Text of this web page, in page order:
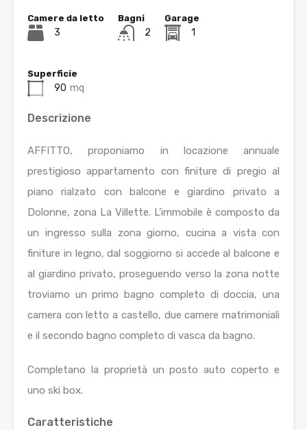
Camere da letto
3
Bagni
2
Garage
1
Superficie
90 mq
Descrizione
AFFITTO, proponiamo in locazione annuale
prestigioso appartamento con finiture di pregio al
piano rialzato con balcone e giardino privato a
Dolonne, zona La Villette. L’immobile è composto da
un ingresso sulla zona giorno, cucina a vista con
finiture in legno, dal soggiorno si accede al balcone e
al giardino privato, proseguendo verso la zona notte
troviamo un primo bagno completo di doccia, una
camera con letto a castello, due camere matrimoniali
e il secondo bagno completo di vasca da bagno.
Completano la proprietà un posto auto coperto e
uno ski box.
Caratteristiche